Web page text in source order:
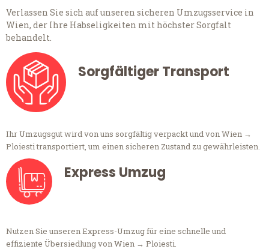
Verlassen Sie sich auf unseren sicheren Umzugsservice in
Wien, der Ihre Habseligkeiten mit höchster Sorgfalt
behandelt.
Sorgfältiger Transport
Ihr Umzugsgut wird von uns sorgfältig verpackt und von Wien →
Ploiesti transportiert, um einen sicheren Zustand zu gewährleisten.
Express Umzug
Nutzen Sie unseren Express-Umzug für eine schnelle und
effiziente Übersiedlung von Wien → Ploiesti.